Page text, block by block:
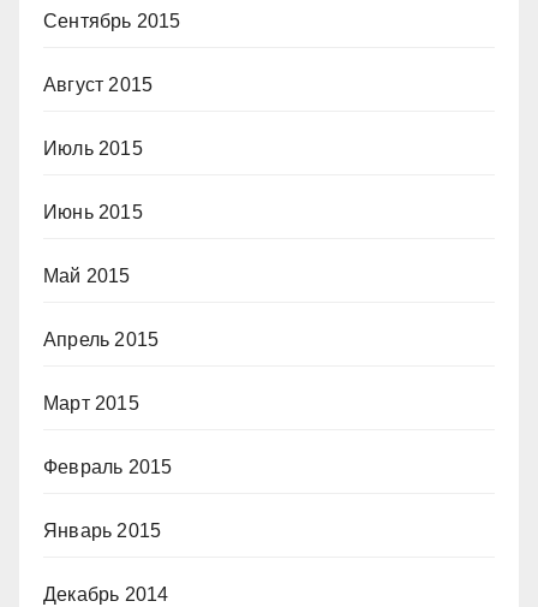
Сентябрь 2015
Август 2015
Июль 2015
Июнь 2015
Май 2015
Апрель 2015
Март 2015
Февраль 2015
Январь 2015
Декабрь 2014